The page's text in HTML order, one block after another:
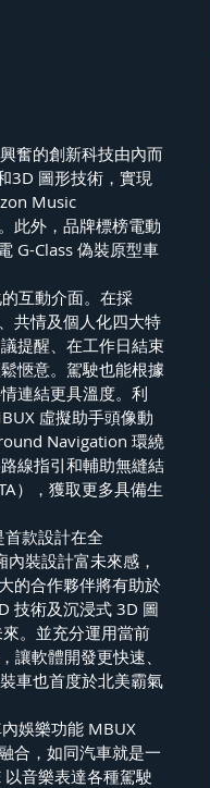
奮的創新科技由內而
3D 圖形技術，實現
Music
此外，品牌標榜電動
G-Class 偽裝原型車
互動介面。在採
共情及個人化四大特
提醒、在工作日結束
愜意。駕駛也能根據
連結更具溫度。利
虛擬助手頭像動
Navigation 環繞
線指引和輔助無縫結
），獲取更多具備生
首款設計在全
裝設計富未來感，
的合作夥伴將有助於
技術及沉浸式 3D 圖
。並充分運用當前
讓軟體開發更快速、
車也首度於北美霸氣
娛樂功能 MBUX
合，如同汽車就是一
以音樂表達各種駕駛